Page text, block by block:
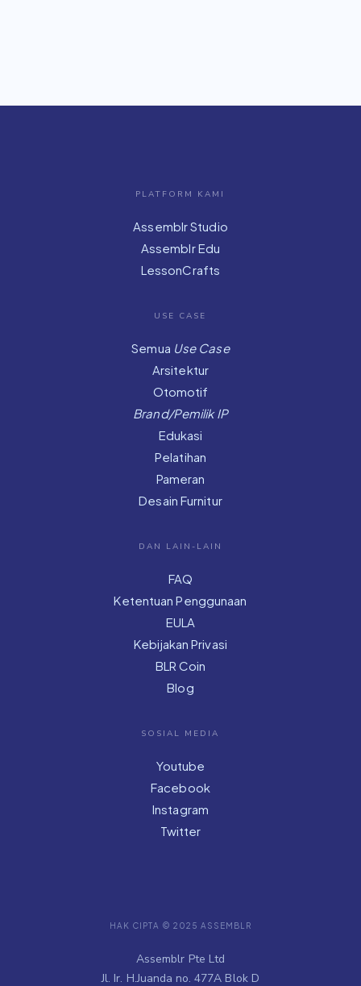
PLATFORM KAMI
Assemblr Studio
Assemblr Edu
LessonCrafts
USE CASE
Semua Use Case
Arsitektur
Otomotif
Brand/Pemilik IP
Edukasi
Pelatihan
Pameran
Desain Furnitur
DAN LAIN-LAIN
FAQ
Ketentuan Penggunaan
EULA
Kebijakan Privasi
BLR Coin
Blog
SOSIAL MEDIA
Youtube
Facebook
Instagram
Twitter
HAK CIPTA © 2025 ASSEMBLR
Assemblr Pte Ltd
Jl. Ir. H.Juanda no. 477A Blok D